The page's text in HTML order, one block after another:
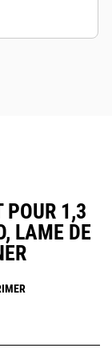
POUR 1,3
LAME DE